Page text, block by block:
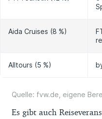
Aida Cruises (8 %)
Alltours (5 %)
Quelle: fvw.de, eigene
Es gibt auch